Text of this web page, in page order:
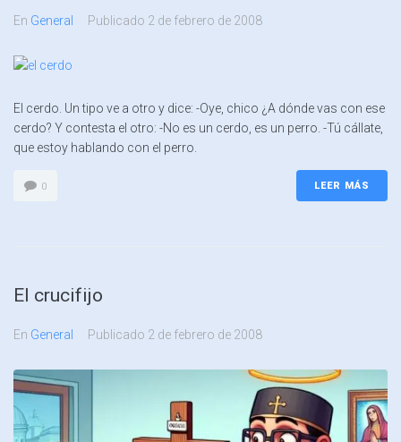
En General Publicado 2 de febrero de 2008
El cerdo. Un tipo ve a otro y dice: -Oye, chico ¿A dónde vas con ese
cerdo? Y contesta el otro: -No es un cerdo, es un perro. -Tú cállate,
que estoy hablando con el perro.
0 LEER MÁS
El crucifijo
En General Publicado 2 de febrero de 2008